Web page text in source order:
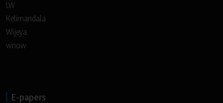
LW
Kelimandala
Wijeya
wnow
E-papers